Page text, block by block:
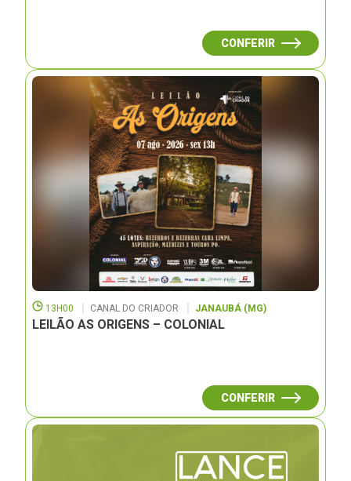
CONFERIR
13H00 CANAL DO CRIADOR JANAUBÁ (MG)
LEILÃO AS ORIGENS – COLONIAL
CONFERIR